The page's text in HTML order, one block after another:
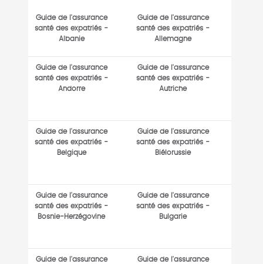
Guide de l'assurance
santé des expatriés -
Albanie
Guide de l'assurance
santé des expatriés -
Allemagne
Guide de l'assurance
santé des expatriés -
Andorre
Guide de l'assurance
santé des expatriés -
Autriche
Guide de l'assurance
santé des expatriés -
Belgique
Guide de l'assurance
santé des expatriés -
Biélorussie
Guide de l'assurance
santé des expatriés -
Bosnie-Herzégovine
Guide de l'assurance
santé des expatriés -
Bulgarie
Guide de l'assurance
Guide de l'assurance